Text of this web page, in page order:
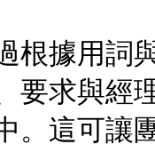
根據用詞
要求與經
。這可讓